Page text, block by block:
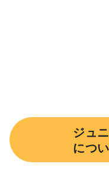
ジュ
につ